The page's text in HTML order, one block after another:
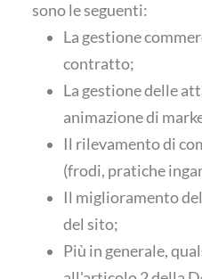
sono le seguenti:
La gestione
contratto;
La gestione delle
animazione di
Il rilevamento di
(frodi, pratiche
Il miglioramento
del sito;
Più in generale,